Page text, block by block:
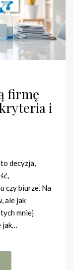
firmę
i
decyzja,
czy biurze. Na
ale jak
mniej
jak…